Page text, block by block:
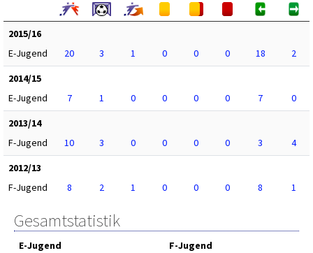
2015/16
E-Jugend
20 3 1 0 0 0 18
2
2014/15
E-Jugend
7 1 0 0 0 0 7
0
2013/14
F-Jugend
10 3 0 0 0 0 3
4
2012/13
F-Jugend
8 2 1 0 0 0 8 1
Gesamtstatistik
E-Jugend
F-Jugend